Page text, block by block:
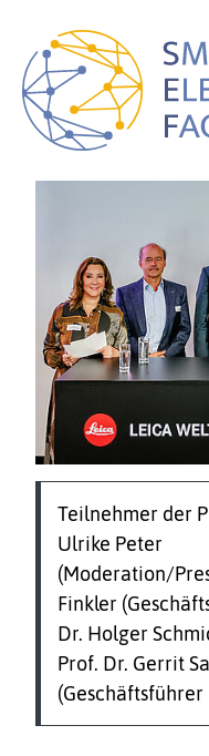
Teilnehmer der
Ulrike Peter
(Moderation/
Finkler
Dr. Holger
Prof. Dr. Gerrit